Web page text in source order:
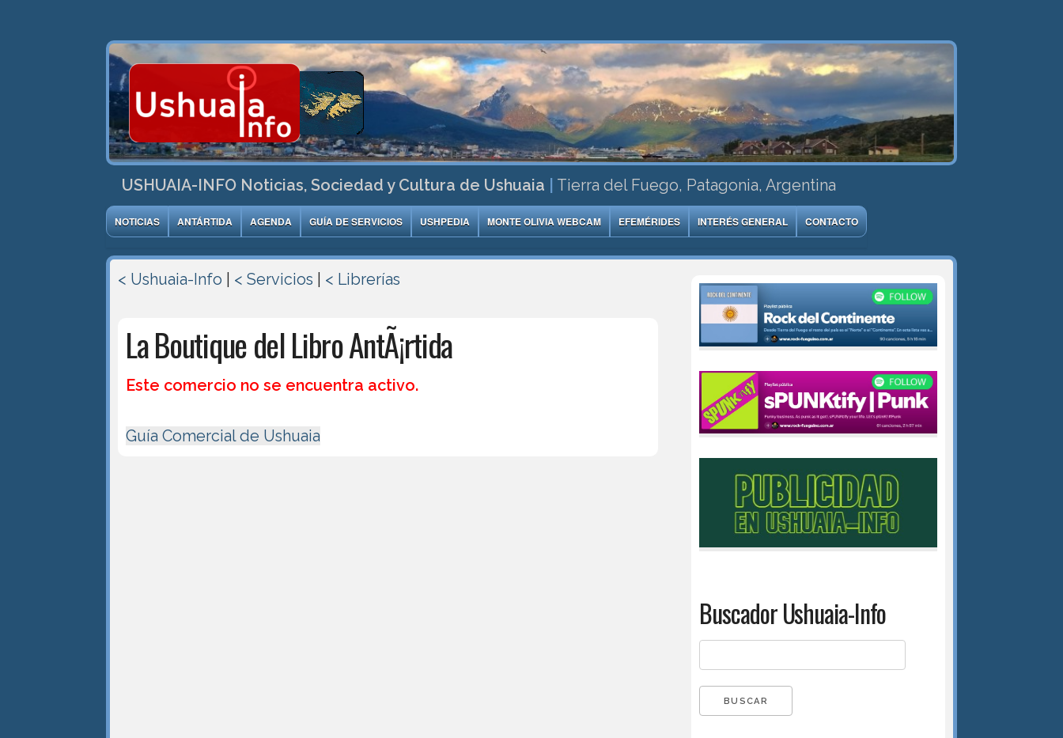
USHUAIA-INFO Noticias, Sociedad y Cultura de Ushuaia Tierra del Fuego, Patagonia, Argentina
NOTICIAS ANTÁRTIDA AGENDA GUÍA DE SERVICIOS USHPEDIA MONTE OLIVIA WEBCAM EFEMÉRIDES INTERÉS GENERAL CONTACTO
< Ushuaia-Info < Servicios < Librerías
La Boutique del Libro AntÃ¡rtida
Este comercio no se encuentra activo.
Guía Comercial de Ushuaia
Buscador Ushuaia-Info